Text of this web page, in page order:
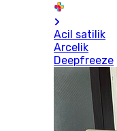
Acil satilik
Arcelik
Deepfreeze